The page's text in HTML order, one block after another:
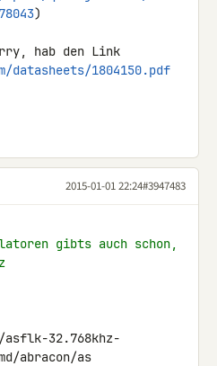
)
1804150.pdf
2015-01-01 22:24#3947483
gibts auch schon,
asflk-32.768khz-
abracon/as